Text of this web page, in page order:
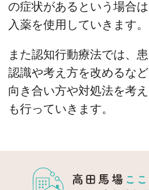
の症状があるという場合
入薬を使用していきます。
また認知行動療法では、
認識や考え方を改めるな
向き合い方や対処法を考
も行っていきます。